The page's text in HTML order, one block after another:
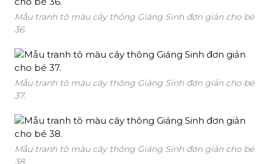
Mẫu tranh tô màu cây thông Giáng Sinh đơn giản cho bé
36.
Mẫu tranh tô màu cây thông Giáng Sinh đơn giản cho bé
37.
Mẫu tranh tô màu cây thông Giáng Sinh đơn giản cho bé
38.